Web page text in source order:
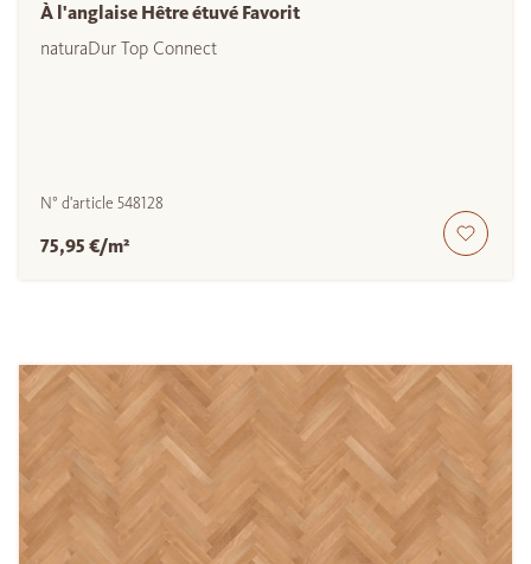
À l'anglaise Hêtre étuvé Favorit
naturaDur Top Connect
N° d'article 548128
75,95 €/m²